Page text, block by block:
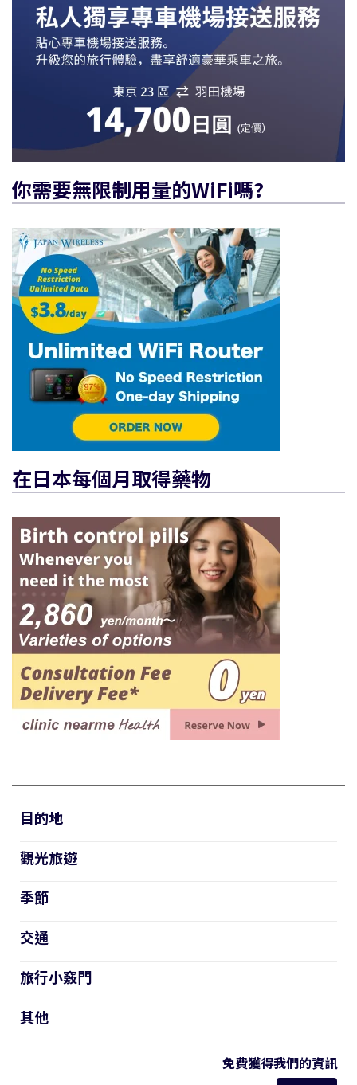
你需要無限制用量的WiFi嗎?
在日本每個月取得藥物
目的地
觀光旅遊
季節
交通
旅行小竅門
其他
免費獲得我們的資訊